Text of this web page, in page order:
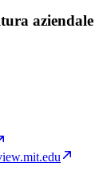
aziendale